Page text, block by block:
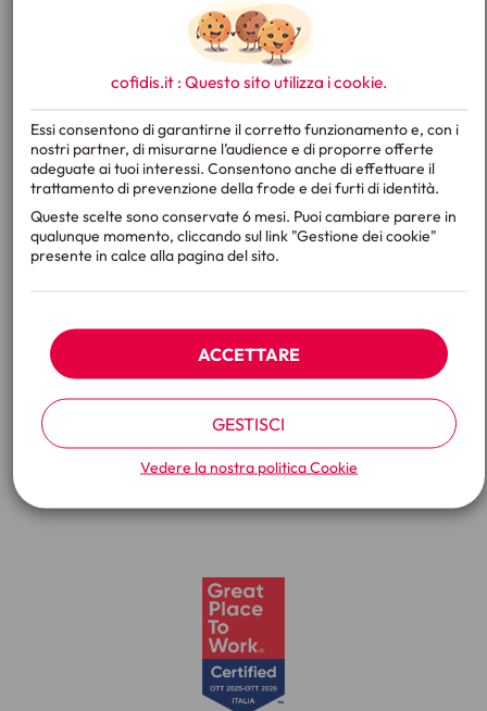
cofidis.it : Questo sito utilizza icookie.
Essi consentono di garantirne il corretto funzionamento e, con i
nostri partner, di misurarne l’audience e di proporre offerte
adeguate ai tuoi interessi. Consentono anche di effettuare il
trattamento di prevenzione della frode e dei furti di identità.
Queste scelte sono conservate 6 mesi. Puoi cambiare parere in
qualunque momento, cliccando sul link "Gestione dei cookie"
presente in calce alla pagina del sito.
ACCETTARE
GESTISCI
Vedere la nostra politicaCookie